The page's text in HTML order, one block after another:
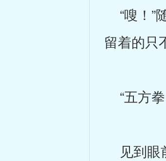
“嗖！”
留着的只
“五方拳
见到眼